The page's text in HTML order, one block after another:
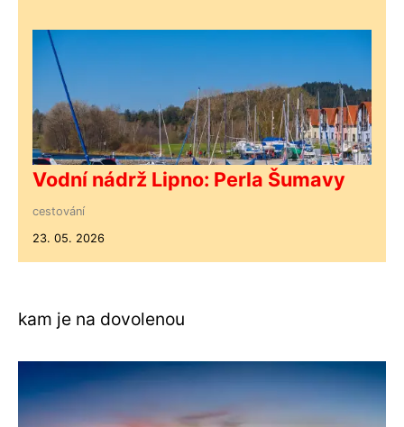
Vodní nádrž Lipno: Perla Šumavy
cestování
23. 05. 2026
kam je na dovolenou